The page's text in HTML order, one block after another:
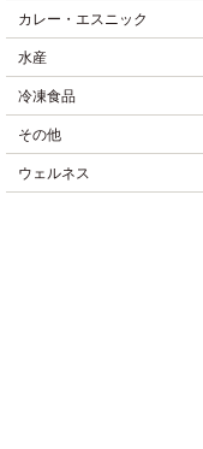
カレー・エスニック
水産
冷凍食品
その他
ウェルネス